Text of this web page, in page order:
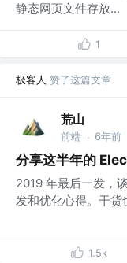
静态网页文件存放...
1
极客人 赞了这篇文章
荒山
前端 · 6年前
分享这半年的
2019 年最后一发，
发和优化心得。干货
1.5k